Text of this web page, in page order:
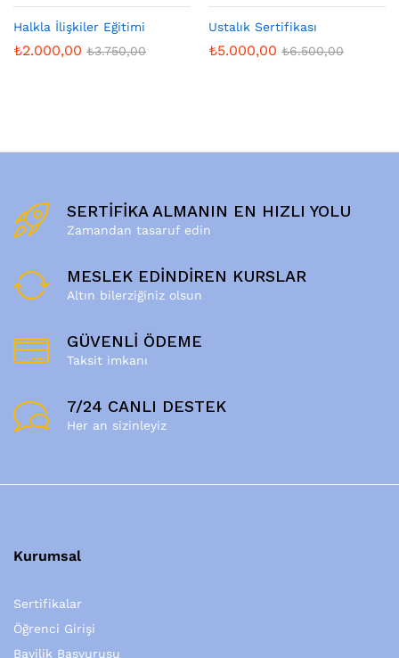
Halkla İlişkiler Eğitimi
₺2.000,00 ₺3.750,00
Ustalık Sertifikası
₺5.000,00 ₺6.500,00
SERTİFİKA ALMANIN EN HIZLI YOLU
Zamandan tasaruf edin
MESLEK EDİNDİREN KURSLAR
Altın bilerziğiniz olsun
GÜVENLİ ÖDEME
Taksit imkanı
7/24 CANLI DESTEK
Her an sizinleyiz
Kurumsal
Sertifikalar
Öğrenci Girişi
Bayilik Başvurusu